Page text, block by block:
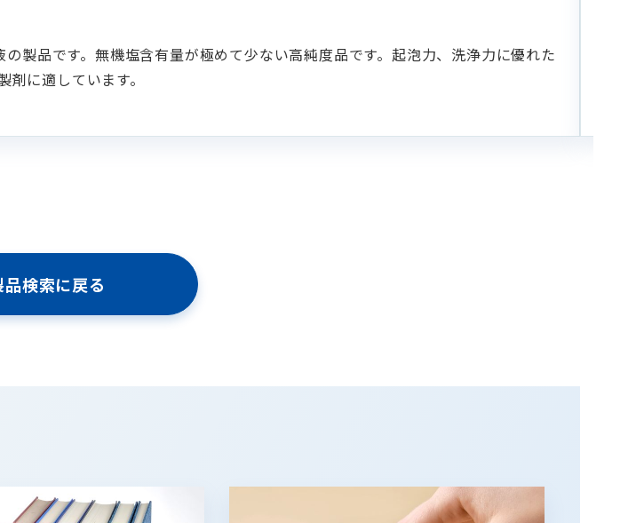
製品です。無機塩含有量が極めて少ない高純度品です。起泡力、洗浄力に優れた
に適しています。
品検索に戻る